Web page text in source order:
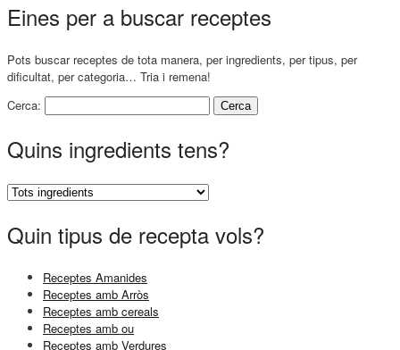
Eines per a buscar receptes
Pots buscar receptes de tota manera, per ingredients, per tipus, per
dificultat, per categoria… Tria i remena!
Cerca:
Quins ingredients tens?
Quin tipus de recepta vols?
Receptes Amanides
Receptes amb Arròs
Receptes amb cereals
Receptes amb ou
Receptes amb Verdures